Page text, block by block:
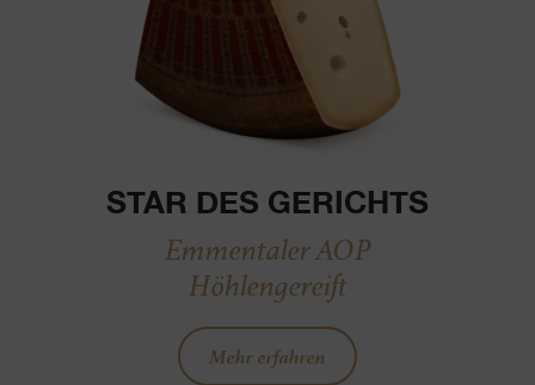
STAR DES GERICHTS
Emmentaler AOP
Höhlengereift
Mehr erfahren